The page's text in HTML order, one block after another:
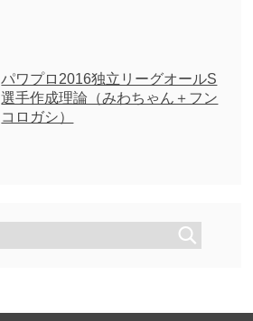
パワプロ2016独立リーグオールS
選手作成理論（みわちゃん＋フン
コロガシ）